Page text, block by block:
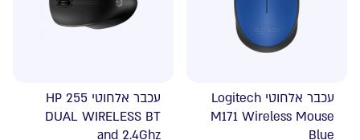
עכבר אלחוטי Logitech
M171 Wireless Mouse
Blue
עכבר אלחוטי HP 255
DUAL WIRELESS BT
and 2.4Ghz